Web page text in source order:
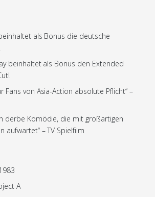
als Bonus die deutsche
beinhaltet als Bonus den Extended
Fans von Asia-Action absolute Pflicht“ –
derbe Komödie, die mit großartigen
aufwartet“ – TV Spielfilm
A